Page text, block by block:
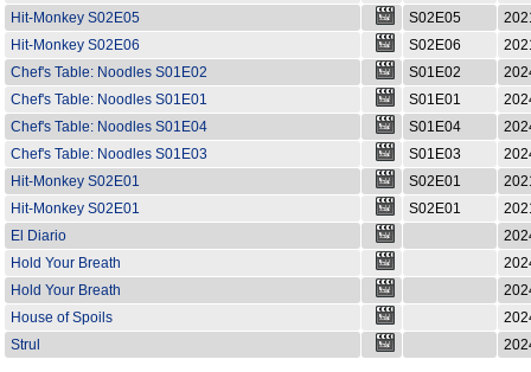
Hit-Monkey S02E05
S02E05
Hit-Monkey S02E06
S02E06
Chef's Table: Noodles S01E02
S01E02
Chef's Table: Noodles S01E01
S01E01
Chef's Table: Noodles S01E04
S01E04
Chef's Table: Noodles S01E03
S01E03
Hit-Monkey S02E01
S02E01
Hit-Monkey S02E01
S02E01
El Diario
Hold Your Breath
Hold Your Breath
House of Spoils
Strul